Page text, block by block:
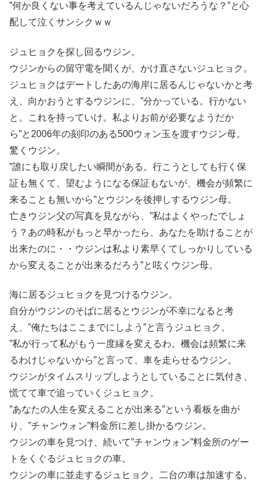
”何か良くない事を考えているんじゃないだろうな？”と心
配して泣くサンシクｗｗ
ジュヒョクを探し回るウジン。
ウジンからの留守電を聞くが、かけ直さないジュヒョク。
ジュヒョクはデートしたあの海岸に居るんじゃないかと考
え、向かおうとするウジンに、”分かっている。行かない
と。これを持っていけ。私よりお前が必要なようだか
ら”と2006年の刻印のある500ウォン玉を渡すウジン母。
驚くウジン。
”誰にも取り戻したい瞬間がある。行こうとしても行く保
証も無くて、望むようになる保証もないが、機会が頻繁に
来ることも無いから”とウジンを後押しするウジン母。
亡きウジン父の写真を見ながら、”私はよくやったでしょ
う？あの時私がもっと早かったら、あなたを助けることが
出来たのに・・ウジンは私より素早くてしっかりしている
から変えることが出来るだろう”と呟くウジン母。
海に居るジュヒョクを見つけるウジン。
自分がウジンのそばに居るとウジンが不幸になると考
え、”俺たちはここまでにしよう”と言うジュヒョク。
”私が行って私がもう一度縁を変えるわ。機会は頻繁に来
るわけじゃないから”と言って、車を走らせるウジン。
ウジンがタイムスリップしようとしていることに気付き、
慌てて車で追っていくジュヒョク。
”あなたの人生を変えることが出来る”という看板を曲が
り、”チャンウォン”料金所に差し掛かるウジン。
ウジンの車を見つけ、続いて”チャンウォン”料金所のゲー
トをくぐるジュヒョクの車。
ウジンの車に並走するジュヒョク。二台の車は加速する。